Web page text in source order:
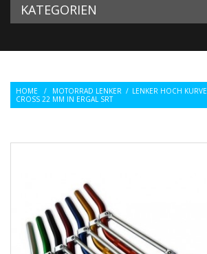
KATEGORIEN
HOME / MOTORRAD LENKER / LENKER HOCH KURVE
CROSS 22 MM IN ERGAL SRT